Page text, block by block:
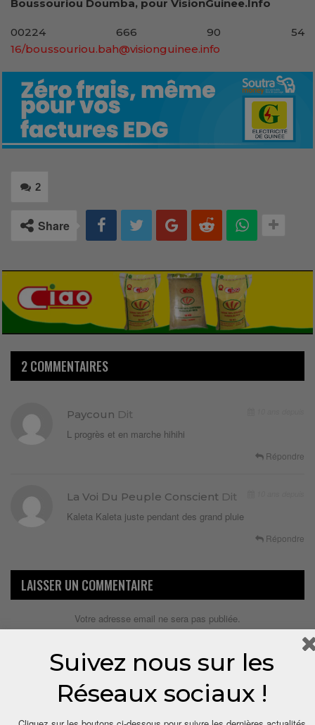
Boussouriou Doumba, pour VisionGuinee.Info
00224 666 90 54
16/boussouriou.bah@visionguinee.info
2
Share
2 COMMENTAIRES
Paycoun Dit
L progrès et en marche hihihi
Répondre
La Voi Du Peuple Conscient Dit
Kaleta Kaleta juste pendant des grand pluie
Répondre
LAISSER UN COMMENTAIRE
Votre adresse email ne sera pas publiée.
Suivez nous sur les
Réseaux sociaux !